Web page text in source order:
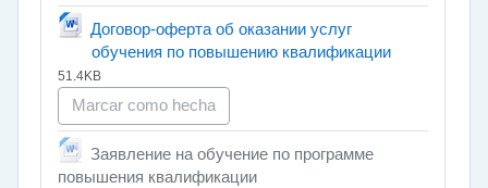
Договор-оферта об оказании услуг
обучения по повышению квалификации
Archivo
51.4KB
Marcar como hecha
Заявление на обучение по программе
повышения квалификацииArchivo